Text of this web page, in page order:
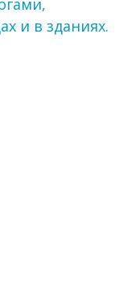
и в зданиях.